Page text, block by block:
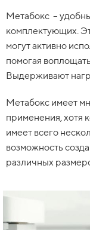
Метабокс –
комплектующих.
могут активно
помогая
Выдерживают
Метабокс имеет
применения, хотя
имеет всего
возможность
различных